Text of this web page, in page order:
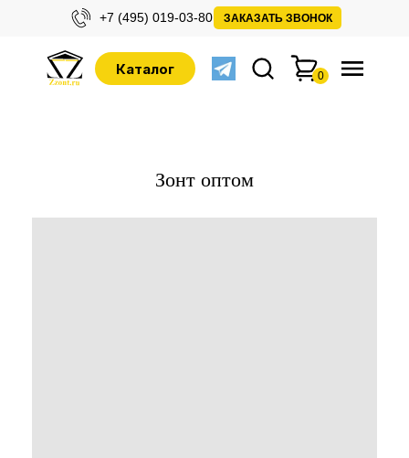
+7 (495) 019-03-80 ЗАКАЗАТЬ ЗВОНОК
0
Каталог
Зонт оптом